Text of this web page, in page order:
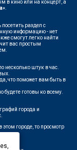
в кино или на концерт, а
раздел с
информацию - нет
смогут легко найти
вас простым
несколько штук в час.
что поможет вам быть в
готовы ко всему.
города и
городе, то просмотр